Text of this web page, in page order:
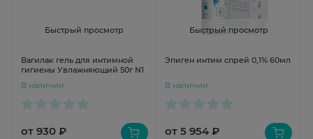
Быстрый просмотр
Вагилак гель для интимной
гигиены Увлажняющий 50г N1
В наличии
от 930 ₽
Быстрый просмотр
Эпиген интим спрей 0,1% 60мл
В наличии
от 5 954 ₽